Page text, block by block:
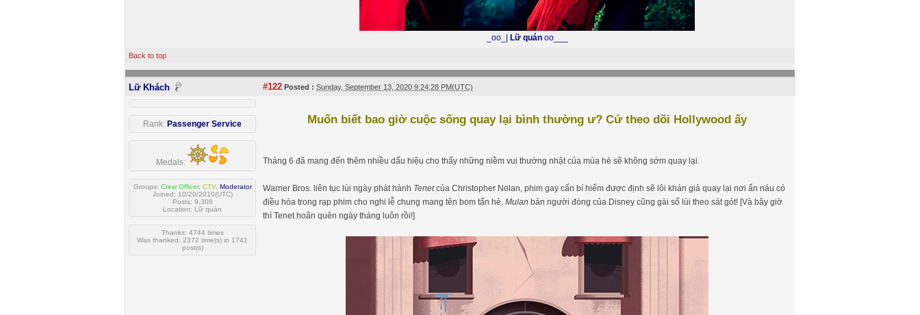
_oo_| Lữ quán oo___
Back to top
Lữ Khách #122 Posted : Sunday, September 13, 2020 9:24:28 PM(UTC)
Rank: Passenger Service
Medals:
Groups: Crew Officer, CTV, Moderator
Joined: 10/20/2010(UTC)
Posts: 9,308
Location: Lữ quán
Thanks: 4744 times
Was thanked: 2372 time(s) in 1741
post(s)
Muốn biết bao giờ cuộc sống quay lại bình thường ư? Cứ theo dõi Hollywood ấy
Tháng 6 đã mang đến thêm nhiều dấu hiệu cho thấy những niềm vui thường nhật của mùa hè sẽ không sớm quay lại.
Warner Bros. liên tục lùi ngày phát hành Tenetcủa Christopher Nolan, phim gay cấn bí hiểm được định sẽ lôi khán giả quay lại nơi ẩn náu có
điều hòa trong rạp phim cho nghi lễ chung mang tên bom tấn hè. Mulan bản người đóng của Disney cũng gài số lùi theo sát gót! [Và bây giờ
thì Tenet hoãn quên ngày tháng luôn rồi!]